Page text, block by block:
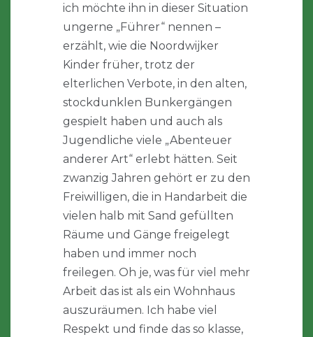
ich möchte ihn in dieser Situation
ungerne „Führer“ nennen –
erzählt, wie die Noordwijker
Kinder früher, trotz der
elterlichen Verbote, in den alten,
stockdunklen Bunkergängen
gespielt haben und auch als
Jugendliche viele „Abenteuer
anderer Art“ erlebt hätten. Seit
zwanzig Jahren gehört er zu den
Freiwilligen, die in Handarbeit die
vielen halb mit Sand gefüllten
Räume und Gänge freigelegt
haben und immer noch
freilegen. Oh je, was für viel mehr
Arbeit das ist als ein Wohnhaus
auszuräumen. Ich habe viel
Respekt und finde das so klasse,